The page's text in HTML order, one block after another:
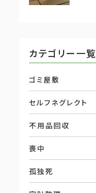
カテゴリー一覧
ゴミ屋敷
セルフネグレクト
不用品回収
喪中
孤独死